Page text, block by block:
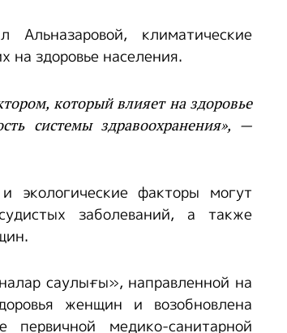
климатические
на здоровье населения.
который влияет на здоровье
системы здравоохранения», —
экологические факторы могут
заболеваний, а также
саулығы», направленной на
женщин и возобновлена
первичной медико-санитарной